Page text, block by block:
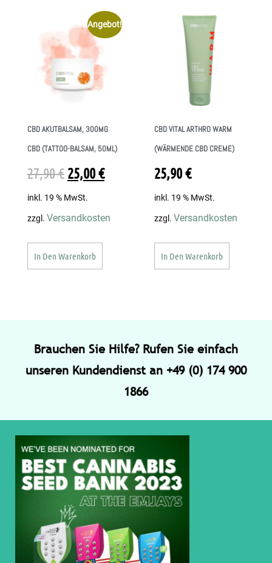
Angebot!
CBD AKUTBALSAM, 300MG
CBD (TATTOO-BALSAM, 50ML)
27,90€ 25,00€
inkl. 19 % MwSt.
zzgl. Versandkosten
In Den Warenkorb
CBD VITAL ARTHRO WARM
(WÄRMENDE CBD CREME)
25,90€
inkl. 19 % MwSt.
zzgl. Versandkosten
In Den Warenkorb
Brauchen Sie Hilfe? Rufen Sie einfach
unseren Kundendienst an +49 (0) 174 900
1866